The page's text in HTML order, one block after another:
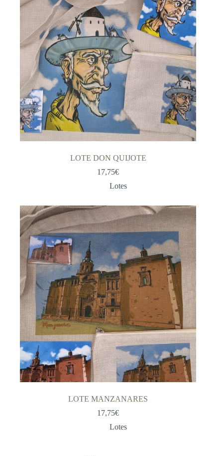
LOTE DON QUIJOTE
17,75€
Lotes
LOTE MANZANARES
17,75€
Lotes